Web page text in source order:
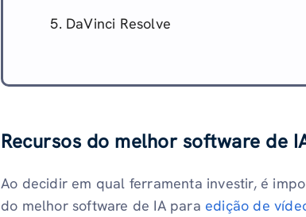
DaVinci Resolve
Recursos do melhor software de
Ao decidir em qual ferramenta investir, é
do melhor software de IA para edição de